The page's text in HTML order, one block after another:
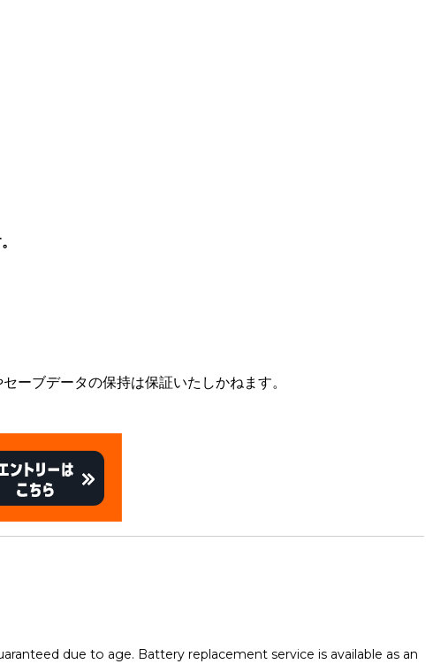
ーブデータの保持は保証いたしかねます。
due to age. Battery replacement service is available as an